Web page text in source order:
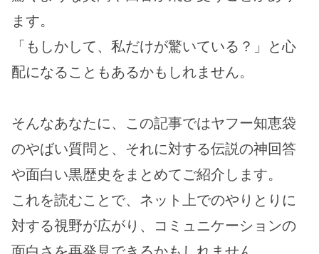
ます。
「もしかして、私だけが驚いている？」と心
配になることもあるかもしれません。
そんなあなたに、この記事ではヤフー知恵袋
のやばい質問と、それに対する伝説の神回答
や面白い黒歴史をまとめてご紹介します。
これを読むことで、ネット上でのやりとりに
対する視野が広がり、コミュニケーションの